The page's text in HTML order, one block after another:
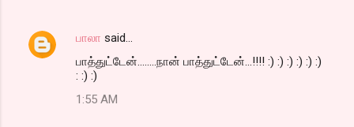
பாலா said…
பாத்துட்டேன்........நான் பாத்துட்டேன்...!!!! :) :) :) :) :) :)
: :) :)
1:55 AM